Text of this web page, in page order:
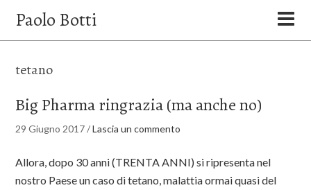
Paolo Botti
tetano
Big Pharma ringrazia (ma anche no)
29 Giugno 2017/Lascia un commento
Allora, dopo 30 anni (TRENTA ANNI) si ripresenta nel
nostro Paese un caso di tetano, malattia ormai quasi del